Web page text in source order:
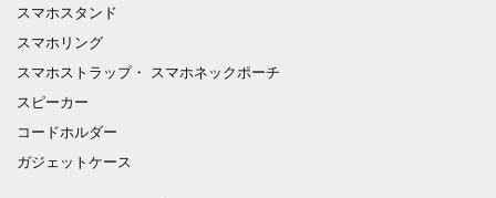
スマホスタンド
スマホリング
スマホストラップ・ スマホネックポーチ
スピーカー
コードホルダー
ガジェットケース